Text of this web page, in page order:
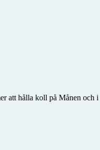
hålla koll på Månen och